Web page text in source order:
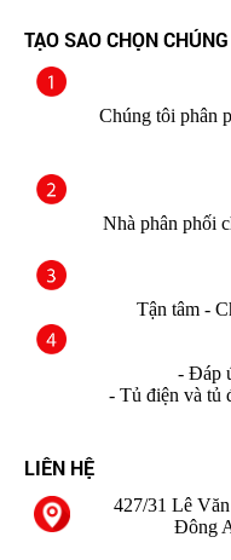
TẠO SAO CHỌN
Chúng tôi phân
Nhà phân phối
Tận tâm -
- Đáp
- Tủ điện và tủ
LIÊN HỆ
427/31 Lê
Đông